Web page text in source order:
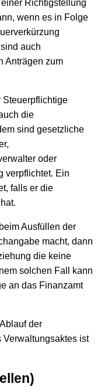
Richtigstellung
wenn es in Folge
auch
Anträgen zum
Steuerpflichtige
die
sind gesetzliche
oder
verpflichtet. Ein
falls er die
Ausfüllen der
macht, dann
die keine
solchen Fall kann
an das Finanzamt
der
Verwaltungsaktes ist